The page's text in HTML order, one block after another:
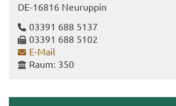
DE-​16816 Neu­rup­pin
03391 688 5137
03391 688 5102
E-​Mail
Raum: 350